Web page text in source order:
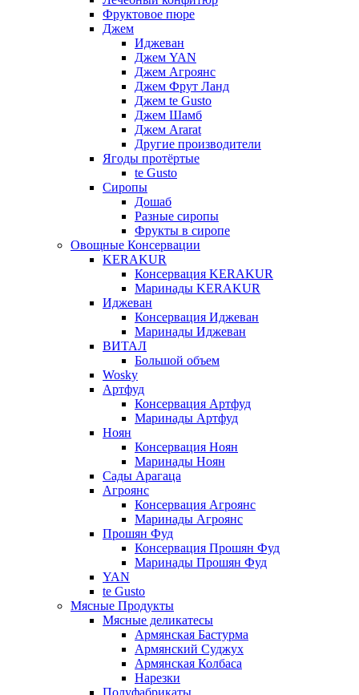
Фруктовое пюре
Джем
Иджеван
Джем YAN
Джем Агроянс
Джем Фрут Ланд
Джем te Gusto
Джем Шамб
Джем Ararat
Другие производители
Ягоды протёртые
te Gusto
Сиропы
Дошаб
Разные сиропы
Фрукты в сиропе
Овощные Консервации
KERAKUR
Консервация KERAKUR
Маринады KERAKUR
Иджеван
Консервация Иджеван
Маринады Иджеван
ВИТАЛ
Большой объем
Wosky
Артфуд
Консервация Артфуд
Маринады Артфуд
Ноян
Консервация Ноян
Маринады Ноян
Сады Арагаца
Агроянс
Консервация Агроянс
Маринады Агроянс
Прошян Фуд
Консервация Прошян Фуд
Маринады Прошян Фуд
YAN
te Gusto
Мясные Продукты
Мясные деликатесы
Армянская Бастурма
Армянский Суджух
Армянская Колбаса
Нарезки
Полуфабрикаты